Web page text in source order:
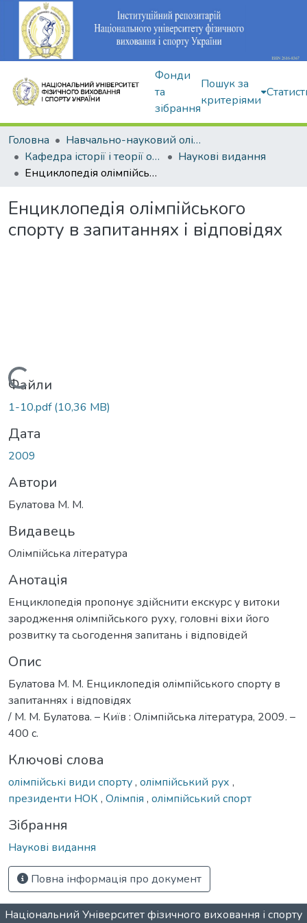
Фонди
та
зібрання
Пошук за
критеріями
Головна
Навчально-науковий олімпійський інститут
Кафедра історії і теорії олімпійського спорту
Наукові видання
Енциклопедія олімпійського спорту в запитаннях і відповідях
Енциклопедія олімпійського
спорту в запитаннях і відповідях
Вантажиться...
Файли
1-10.pdf(10,36 MB)
Дата
2009
Автори
Булатова М. М.
Видавець
Олімпійська література
Анотація
Енциклопедія пропонує здійснити екскурс у витоки
зародження олімпійського руху, головні віхи його
розвитку та сьогодення запитань і відповідей
Опис
Булатова М. М. Енциклопедія олімпійського спорту в
запитаннях і відповідях
/ М. М. Булатова. – Київ : Олімпійська література, 2009. –
400 с.
Ключові слова
олімпійські види спорту, олімпійський рух ,
президенти НОК , Олімпія , олімпійський спорт
Зібрання
Наукові видання
Повна інформація про документ
Національний Університет фізичного виховання і спорту